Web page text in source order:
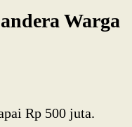
Warga
Rp 500 juta.